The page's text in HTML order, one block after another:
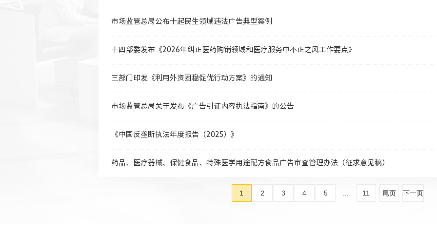
市场监管总局公布十起民生领域违法广告典型案例
十四部委发布《2026年纠正医药购销领域和医疗服务中不正之风工作要点》
三部门印发《利用外资固稳促优行动方案》的通知
市场监管总局关于发布《广告引证内容执法指南》的公告
《中国反垄断执法年度报告（2025）》
药品、医疗器械、保健食品、特殊医学用途配方食品广告审查管理办法（征求意见稿）
1 2 3 4 5 11 尾页 下一页